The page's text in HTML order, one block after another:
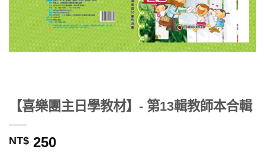
【喜樂團主日學教材】- 第13輯教師本合輯
NT$ 250